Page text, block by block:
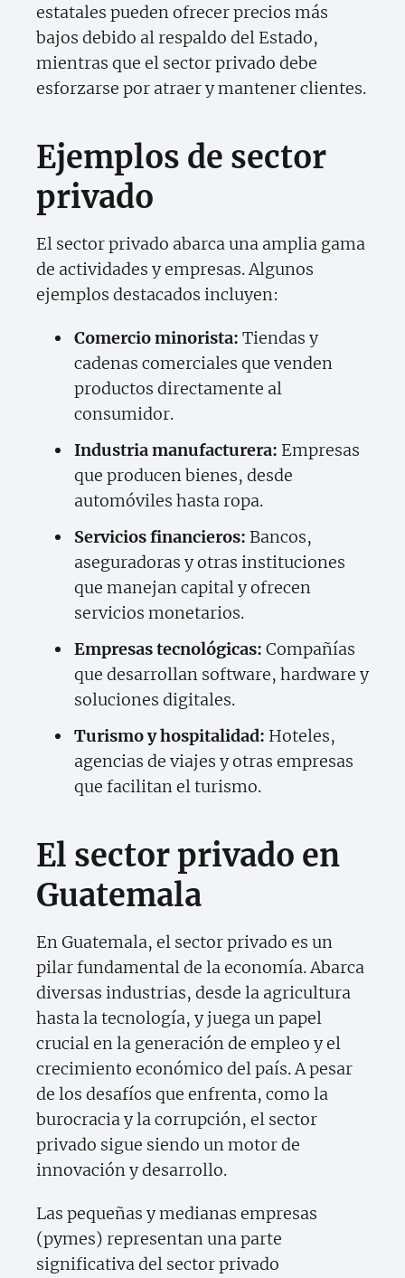
estatales pueden ofrecer precios más
bajos debido al respaldo del Estado,
mientras que el sector privado debe
esforzarse por atraer y mantener clientes.
Ejemplos de sector
privado
El sector privado abarca una amplia gama
de actividades y empresas. Algunos
ejemplos destacados incluyen:
Comercio minorista: Tiendas y
cadenas comerciales que venden
productos directamente al
consumidor.
Industria manufacturera: Empresas
que producen bienes, desde
automóviles hasta ropa.
Servicios financieros: Bancos,
aseguradoras y otras instituciones
que manejan capital y ofrecen
servicios monetarios.
Empresas tecnológicas: Compañías
que desarrollan software, hardware y
soluciones digitales.
Turismo y hospitalidad: Hoteles,
agencias de viajes y otras empresas
que facilitan el turismo.
El sector privado en
Guatemala
En Guatemala, el sector privado es un
pilar fundamental de la economía. Abarca
diversas industrias, desde la agricultura
hasta la tecnología, y juega un papel
crucial en la generación de empleo y el
crecimiento económico del país. A pesar
de los desafíos que enfrenta, como la
burocracia y la corrupción, el sector
privado sigue siendo un motor de
innovación y desarrollo.
Las pequeñas y medianas empresas
(pymes) representan una parte
significativa del sector privado